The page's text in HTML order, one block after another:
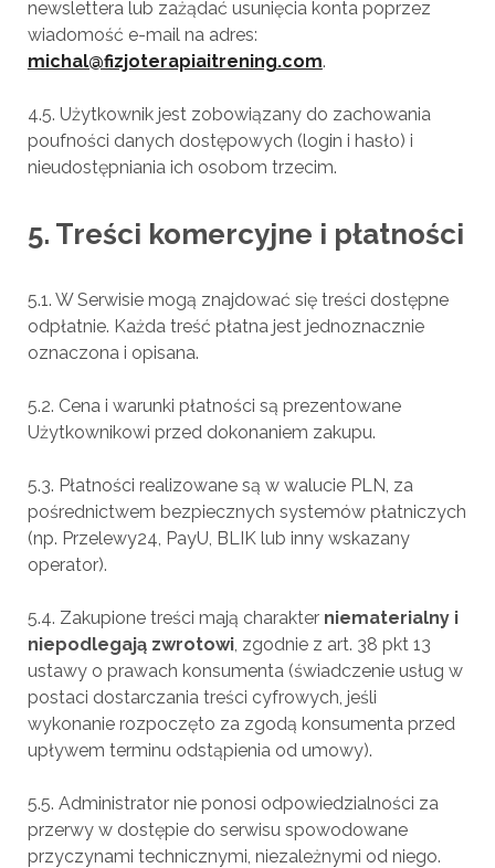
newslettera lub zażądać usunięcia konta poprzez
wiadomość e-mail na adres:
michal@fizjoterapiaitrening.com.
4.5. Użytkownik jest zobowiązany do zachowania
poufności danych dostępowych (login i hasło) i
nieudostępniania ich osobom trzecim.
5. Treści komercyjne i płatności
5.1. W Serwisie mogą znajdować się treści dostępne
odpłatnie. Każda treść płatna jest jednoznacznie
oznaczona i opisana.
5.2. Cena i warunki płatności są prezentowane
Użytkownikowi przed dokonaniem zakupu.
5.3. Płatności realizowane są w walucie PLN, za
pośrednictwem bezpiecznych systemów płatniczych
(np. Przelewy24, PayU, BLIK lub inny wskazany
operator).
5.4. Zakupione treści mają charakter niematerialny i
niepodlegają zwrotowi, zgodnie z art. 38 pkt 13
ustawy o prawach konsumenta (świadczenie usług w
postaci dostarczania treści cyfrowych, jeśli
wykonanie rozpoczęto za zgodą konsumenta przed
upływem terminu odstąpienia od umowy).
5.5. Administrator nie ponosi odpowiedzialności za
przerwy w dostępie do serwisu spowodowane
przyczynami technicznymi, niezależnymi od niego.